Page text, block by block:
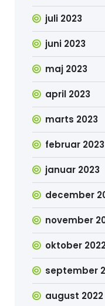
juli 2023
juni 2023
maj 2023
april 2023
marts 2023
februar 2023
januar 2023
december
november
oktober
september
august 2022